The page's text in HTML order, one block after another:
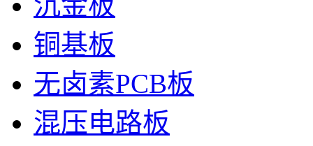
铜基板
无卤素PCB板
混压电路板